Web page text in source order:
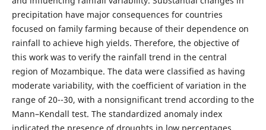
precipitation have major consequences for countries
focused on family farming because of their dependence on
rainfall to achieve high yields. Therefore, the objective of
this work was to verify the rainfall trend in the central
region of Mozambique. The data were classified as having
moderate variability, with the coefficient of variation in the
range of 20--30, with a nonsignificant trend according to the
Mann–Kendall test. The standardized anomaly index
indicated the presence of droughts in low percentages,